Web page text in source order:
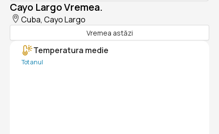
Cayo Largo Vremea.
Cuba, Cayo Largo
Vremea astăzi
Temperatura medie
Tot anul